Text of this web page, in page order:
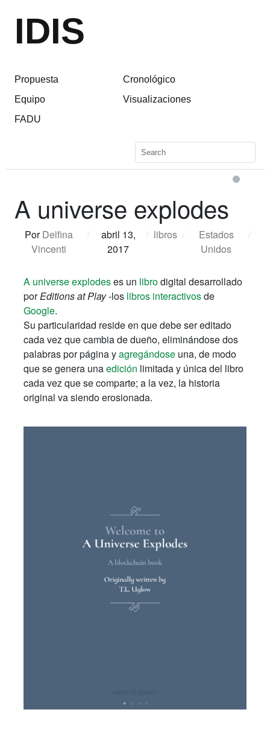
IDIS
Propuesta
Equipo
FADU
Cronológico
Visualizaciones
A universe explodes
PorDelfina
Vincenti
/
abril 13,
2017
/ libros /
Estados
Unidos
/
A universe explodeses un librodigital desarrollado
porEditions at Play-los libros interactivosde
Google.
Su particularidad reside en que debe ser editado
cada vez que cambia de dueño, eliminándose dos
palabras por página yagregándose una, de modo
que se genera unaedición limitada y única del libro
cada vez que se comparte; a la vez, la historia
original va siendo erosionada.